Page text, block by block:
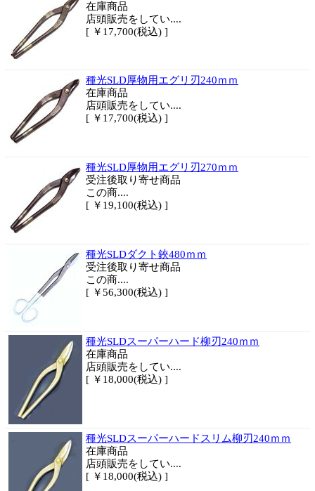
在庫商品
店頭販売をしてい....
[ ￥17,700(税込) ]
種光SLD厚物用エグリ刃240ｍｍ
在庫商品
店頭販売をしてい....
[ ￥17,700(税込) ]
種光SLD厚物用エグリ刃270ｍｍ
受注後取り寄せ商品
この商....
[ ￥19,100(税込) ]
種光SLDダクト鋏480ｍｍ
受注後取り寄せ商品
この商....
[ ￥56,300(税込) ]
種光SLDスーパーハード柳刃240ｍｍ
在庫商品
店頭販売をしてい....
[ ￥18,000(税込) ]
種光SLDスーパーハードスリム柳刃240ｍｍ
在庫商品
店頭販売をしてい....
[ ￥18,000(税込) ]